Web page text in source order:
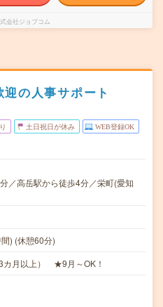
会社ジョブコム
の人事サポート
土日祝日が休み WEB登録OK
／高岳駅から徒歩4分／栄町(愛知
) (休憩60分)
カ月以上） ★9月～OK！